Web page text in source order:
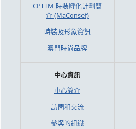
CPTTM 時裝孵化計劃簡
介 (MaConsef)
時裝及形象資訊
澳門時尚品牌
中心資訊
中心簡介
訪問和交流
參與的組織